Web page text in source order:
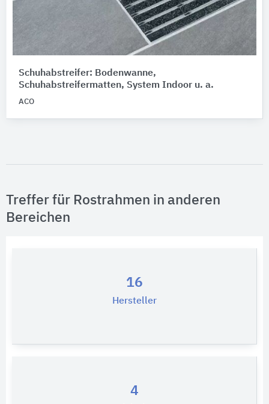
Schuhabstreifer: Bodenwanne,
Schuhabstreifermatten, System Indoor u. a.
ACO
Treffer für Rostrahmen in anderen
Bereichen
16
Hersteller
4